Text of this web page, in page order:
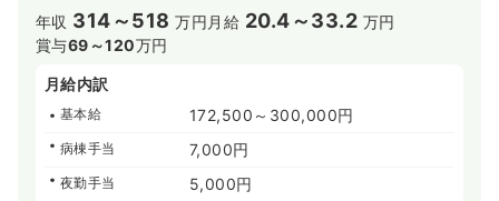
年収 314～518 万円 月給 20.4～33.2 万円
賞与69～120万円
月給内訳
基本給 172,500～300,000円
病棟手当 7,000円
夜勤手当 5,000円